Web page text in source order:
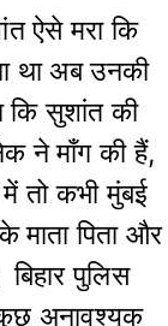
ऐसे मरा कि
था अब उनकी
कि सुशांत की
ने माँग की हैं,
तो कभी मुंबई
पिता और
पुलिस
कुछ अनावश्यक